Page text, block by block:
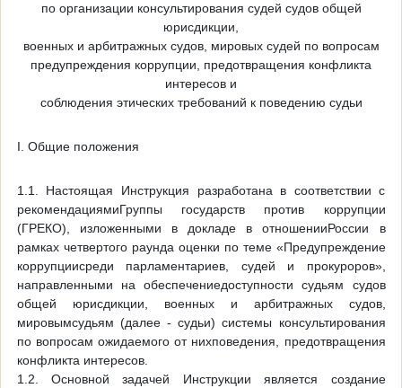
по организации консультирования судей судов общей
юрисдикции,
военных и арбитражных судов, мировых судей по вопросам
предупреждения коррупции, предотвращения конфликта
интересов и
соблюдения этических требований к поведению судьи
I. Общие положения
1.1. Настоящая Инструкция разработана в соответствии с
рекомендациямиГруппы государств против коррупции
(ГРЕКО), изложенными в докладе в отношенииРоссии в
рамках четвертого раунда оценки по теме «Предупреждение
коррупциисреди парламентариев, судей и прокуроров»,
направленными на обеспечениедоступности судьям судов
общей юрисдикции, военных и арбитражных судов,
мировымсудьям (далее - судьи) системы консультирования
по вопросам ожидаемого от нихповедения, предотвращения
конфликта интересов.
1.2. Основной задачей Инструкции является создание